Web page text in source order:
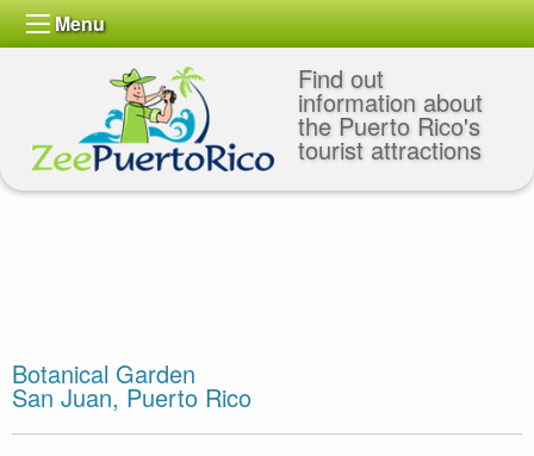
Menu
Find out
information about
the Puerto Rico's
tourist attractions
Botanical Garden
San Juan, Puerto Rico